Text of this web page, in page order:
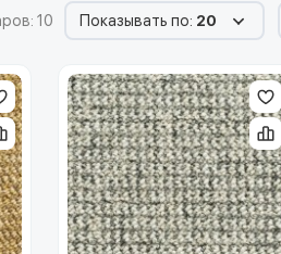
10 Показывать по: 20